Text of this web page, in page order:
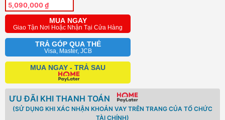
5,090,000 ₫
MUA NGAY
Giao Tận Nơi Hoặc Nhận Tại Cửa Hàng
TRẢ GÓP QUA THẺ
Visa, Master, JCB
MUA NGAY - TRẢ SAU
ƯU ĐÃI KHI THANH TOÁN
(SỬ DỤNG KHI XÁC NHẬN KHOẢN VAY TRÊN TRANG CỦA TỔ CHỨC
TÀI CHÍNH)